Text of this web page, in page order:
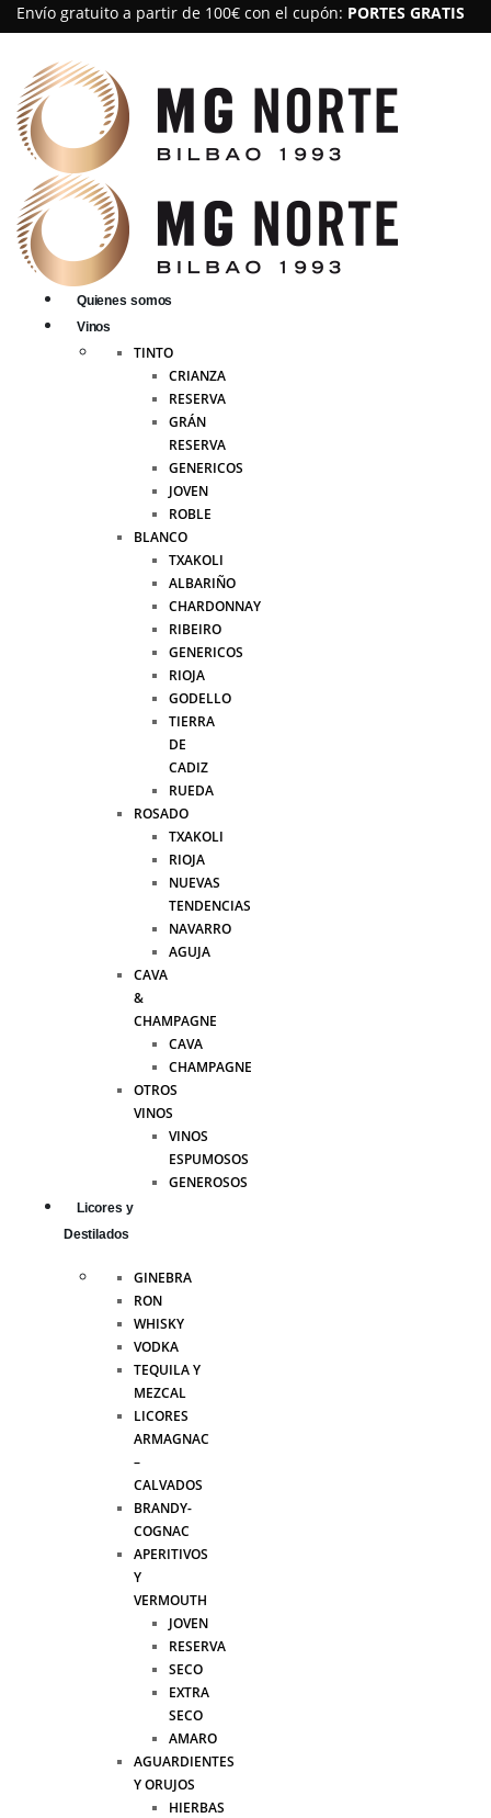
Envío gratuito a partir de 100€ con el cupón: PORTES GRATIS
Quienes somos
Vinos
TINTO
CRIANZA
RESERVA
GRÁN
RESERVA
GENERICOS
JOVEN
ROBLE
BLANCO
TXAKOLI
ALBARIÑO
CHARDONNAY
RIBEIRO
GENERICOS
RIOJA
GODELLO
TIERRA
DE
CADIZ
RUEDA
ROSADO
TXAKOLI
RIOJA
NUEVAS
TENDENCIAS
NAVARRO
AGUJA
CAVA
&
CHAMPAGNE
CAVA
CHAMPAGNE
OTROS
VINOS
VINOS
ESPUMOSOS
GENEROSOS
Licores y
Destilados
GINEBRA
RON
WHISKY
VODKA
TEQUILA Y
MEZCAL
LICORES
ARMAGNAC
–
CALVADOS
BRANDY-
COGNAC
APERITIVOS
Y
VERMOUTH
JOVEN
RESERVA
SECO
EXTRA
SECO
AMARO
AGUARDIENTES
Y ORUJOS
HIERBAS